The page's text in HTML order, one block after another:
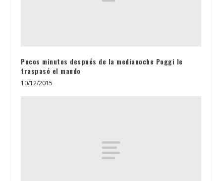
Pocos minutos después de la medianoche Poggi le
traspasó el mando
10/12/2015